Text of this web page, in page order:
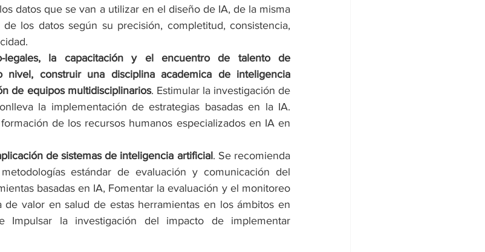
datos que se van a utilizar en el diseño de IA, de la misma
los datos según su precisión, completitud, consistencia,
legales, la capacitación y el encuentro de talento de
nivel, construir una disciplina academica de inteligencia
de equipos multidisciplinarios. Estimular la investigación de
la implementación de estrategias basadas en la IA.
de los recursos humanos especializados en IA en
de sistemas de inteligencia artificial. Se recomienda
estándar de evaluación y comunicación del
basadas en IA, Fomentar la evaluación y el monitoreo
valor en salud de estas herramientas en los ámbitos en
Impulsar la investigación del impacto de implementar